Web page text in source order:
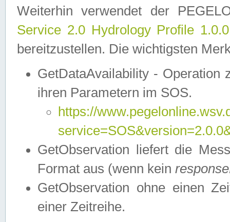
Weiterhin verwendet der
Service 2.0 Hydrology Profile
bereitzustellen. Die wichtigsten
GetDataAvailability - Operation
ihren Parametern im SOS.
https://
GetObservation liefert die
Format aus (wenn kein
GetObservation ohne einen
einer Zeitreihe.